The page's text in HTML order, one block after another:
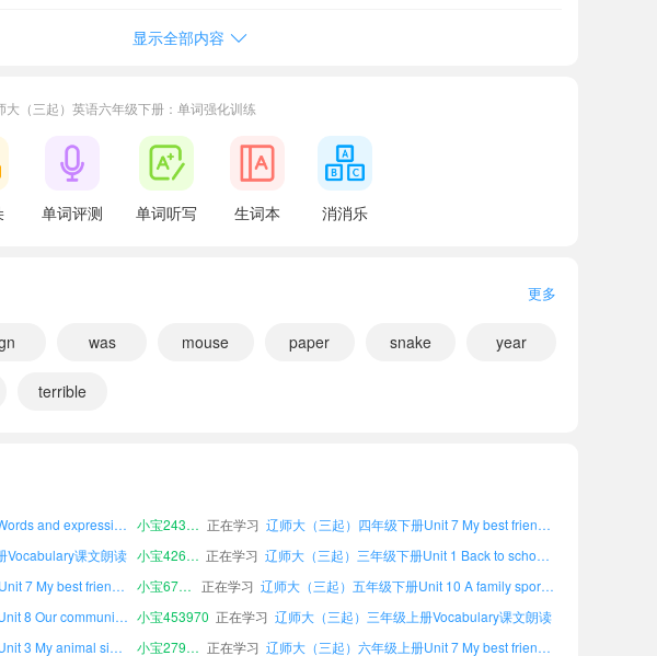
显示全部内容
大（三起）英语六年级下册：单词强化训练
单词评测 单词听写 生词本 消消乐
更多
was mouse paper snake year
terrible
辽师大（三起）三年级下册Words and expressions课文朗读 小宝243711 正在学习
辽师大（三起）四年级下册Unit 7 My best friend课文朗读
Vocabulary课文朗读 小宝426955 正在学习
辽师大（三起）三年级下册Unit 1 Back to school课文朗读
辽师大（三起）五年级下册Unit 7 My best friend课文朗读 小宝677059 正在学习
辽师大（三起）五年级下册Unit 10 A family sports day课文朗读
辽师大（三起）五年级下册Unit 8 Our community课文朗读 小宝453970 正在学习 辽师大（三起）三年级上册Vocabulary课文朗读
辽师大（三起）六年级上册Unit 3 My animal sign课文朗读 小宝279463 正在学习 辽师大（三起）六年级上册Unit 7 My best friend课文朗读